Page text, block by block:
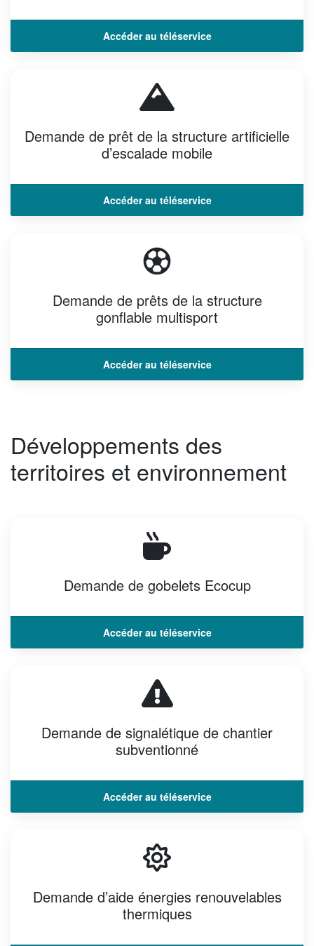
Accéder au téléservice
Demande de prêt de la structure artificielle
d’escalade mobile
Accéder au téléservice
Demande de prêts de la structure
gonflable multisport
Accéder au téléservice
Développements des
territoires et environnement
Demande de gobelets Ecocup
Accéder au téléservice
Demande de signalétique de chantier
subventionné
Accéder au téléservice
Demande d’aide énergies renouvelables
thermiques